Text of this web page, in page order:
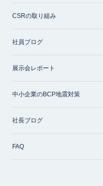
CSRの取り組み
社員ブログ
展示会レポート
中小企業のBCP地震対策
社長ブログ
FAQ